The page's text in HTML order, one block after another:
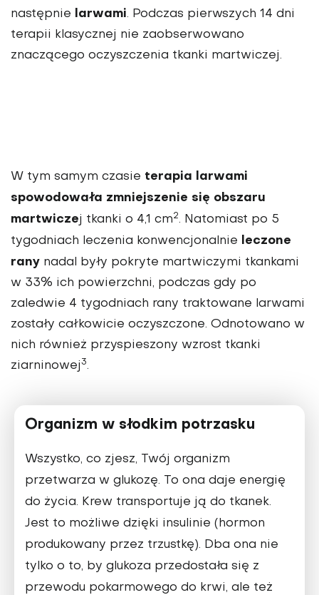
następnie
larwami. Podczas pierwszych 14 dni
terapii klasycznej nie zaobserwowano
znaczącego oczyszczenia tkanki martwiczej.
W tym samym czasie terapia larwami
spowodowała zmniejszenie się obszaru
martwiczej tkanki o 4,1 cm2. Natomiast po 5
tygodniach leczenia konwencjonalnie
leczone
rany nadal były pokryte martwiczymi tkankami
w 33% ich powierzchni, podczas gdy po
zaledwie 4 tygodniach rany traktowane larwami
zostały całkowicie oczyszczone. Odnotowano w
nich również przyspieszony wzrost tkanki
ziarninowej3.
Organizm w słodkim potrzasku
Wszystko, co zjesz, Twój organizm
przetwarza w glukozę. To ona daje energię
do życia. Krew transportuje ją do tkanek.
Jest to możliwe dzięki insulinie (hormon
produkowany przez trzustkę). Dba ona nie
tylko o to, by glukoza przedostała się z
przewodu pokarmowego do krwi, ale też